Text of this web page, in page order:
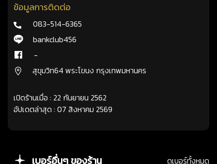
ข้อมูลการติดต่อ
083-514-6365
bankclub456
-
สุขุมวิท64 พระโขนง กรุงเทพมหานคร
เปิดร้านเมื่อ : 22 กันยายน 2562
อัปเดตล่าสุด : 07 สิงหาคม 2569
เบอร์อื่นๆ ของร้าน ดูเบอร์ทั้งหมด